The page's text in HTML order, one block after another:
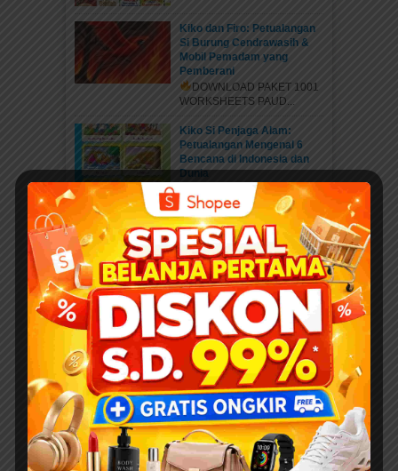
Kiko dan Firo: Petualangan
Si Burung Cendrawasih &
Mobil Pemadam yang
Pemberani
DOWNLOAD PAKET 1001
WORKSHEETS PAUD...
Kiko Si Penjaga Alam:
Petualangan Mengenal 6
Bencana di Indonesia dan
Dunia
DOWNLOAD PAKET 1001
WORKSHEETS PAUD...
Belajar Mengenal Nama-
Nama Musim di Dunia:
PETUALANGAN KIKO
MENJELAJAHI 6 MUSIM DI
DUNIA
DOWNLOAD PAKET 1001
WORKSHEETS PAUD...
Mengenal Jenis Kaki
Binatang: Petualangan Rara
di Hutan Ajaib
DOWNLOAD PAKET 1001
WORKSHEETS PAUD...
EBOOKPEDIA